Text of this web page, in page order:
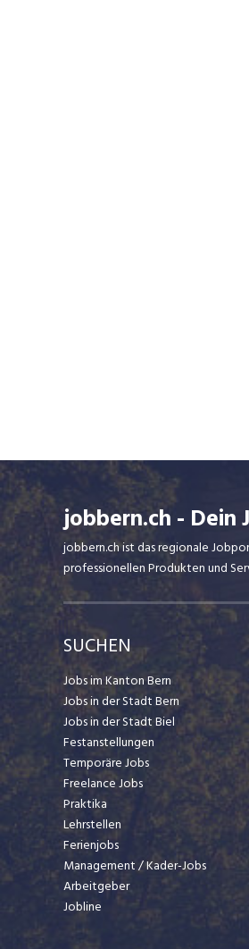
jobbern.ch - Dein
jobbern.ch ist das regionale
professionellen Produkten und
SUCHEN
Jobs im Kanton Bern
Jobs in der Stadt Bern
Jobs in der Stadt Biel
Festanstellungen
Temporäre Jobs
Freelance Jobs
Praktika
Lehrstellen
Ferienjobs
Management / Kader-Jobs
Arbeitgeber
Jobline